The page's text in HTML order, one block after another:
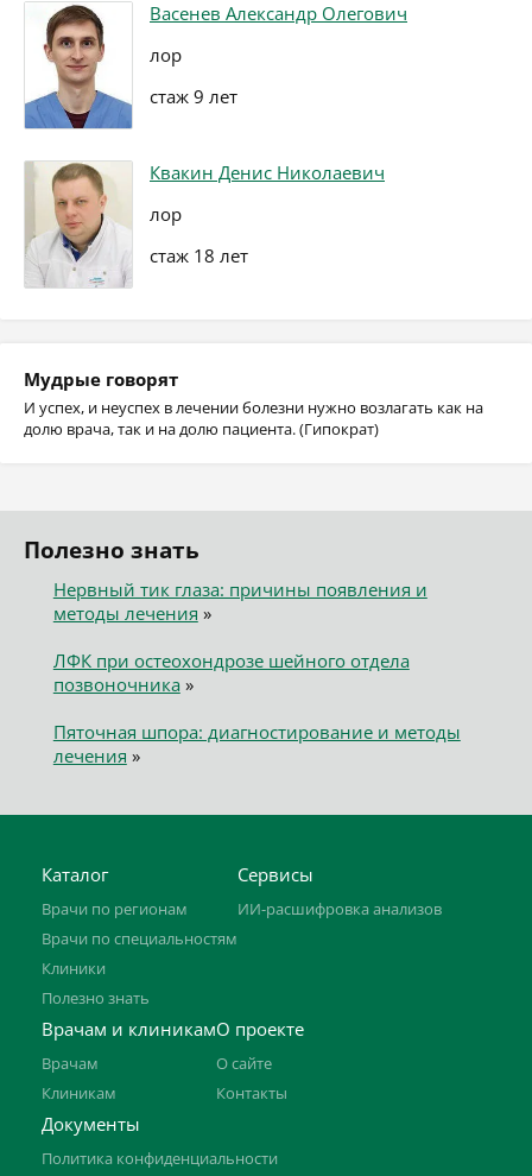
Васенев Александр Олегович
лор
стаж 9 лет
Квакин Денис Николаевич
лор
стаж 18 лет
Мудрые говорят
И успех, и неуспех в лечении болезни нужно возлагать как на
долю врача, так и на долю пациента. (Гипократ)
Полезно знать
Нервный тик глаза: причины появления и
методы лечения »
ЛФК при остеохондрозе шейного отдела
позвоночника»
Пяточная шпора: диагностирование и методы
лечения »
Каталог
Врачи по регионам
Врачи по специальностям
Клиники
Полезно знать
Сервисы
ИИ-расшифровка анализов
Врачам и клиникам
Врачам
Клиникам
О проекте
О сайте
Контакты
Документы
Политика конфиденциальности